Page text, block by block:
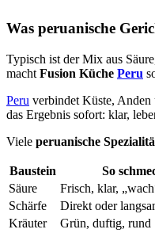
Was peruanische
Typisch ist der Mix aus
macht Fusion Küche Peru
Peru verbindet Küste, Anden
das Ergebnis sofort: klar,
Viele peruanische
Baustein So
Säure
Frisch, klar,
Schärfe
Direkt oder
Kräuter
Grün, duftig, rund